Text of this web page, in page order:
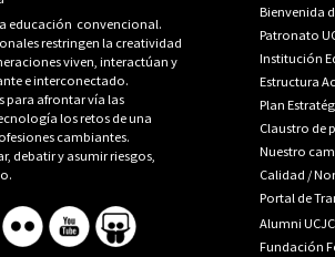
educación convencional.
restringen la creatividad
viven, interactúan y
e interconectado.
para afrontar vía las
los retos de una
cambiantes.
debatir y asumir riesgos,
Bienvenida
Patronato
Institución
Estructura
Plan
Claustro de
Nuestro
Calidad /
Portal de
Alumni UCJC
Fundación